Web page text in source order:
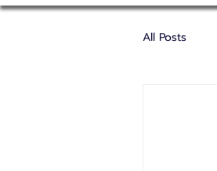
All Posts